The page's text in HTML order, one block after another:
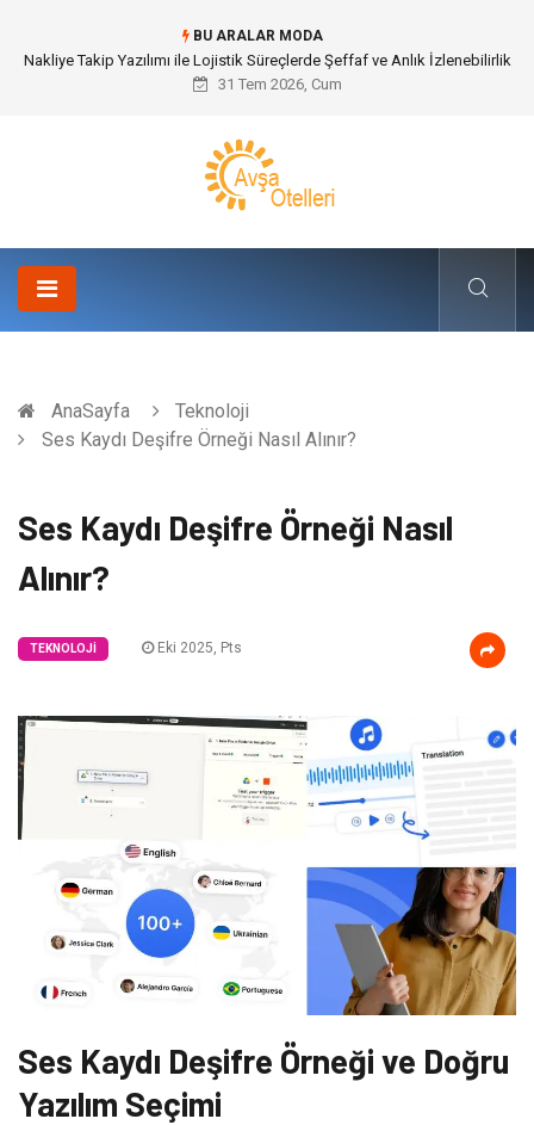
BU ARALAR MODA
Galericilik Belgesi Almanın Avantajları Nelerdir?
31 Tem 2026, Cum
AnaSayfa
Teknoloji
Ses Kaydı Deşifre Örneği Nasıl Alınır?
Ses Kaydı Deşifre Örneği Nasıl
Alınır?
TEKNOLOJI Eki 2025, Pts
Ses Kaydı Deşifre Örneği ve Doğru
Yazılım Seçimi